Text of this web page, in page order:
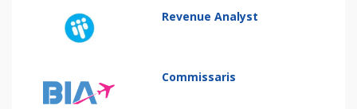
Revenue Analyst
Commissaris